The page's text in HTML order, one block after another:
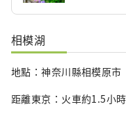
相模湖
地點：神奈川縣相模原市
距離東京：火車約1.5小時